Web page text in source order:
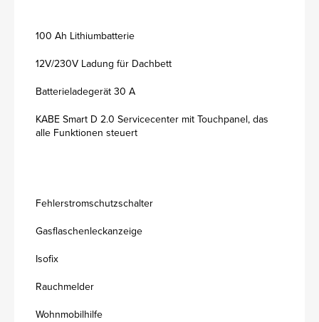
100 Ah Lithiumbatterie
12V/230V Ladung für Dachbett
Batterieladegerät 30 A
KABE Smart D 2.0 Servicecenter mit Touchpanel, das
alle Funktionen steuert
Fehlerstromschutzschalter
Gasflaschenleckanzeige
Isofix
Rauchmelder
Wohnmobilhilfe